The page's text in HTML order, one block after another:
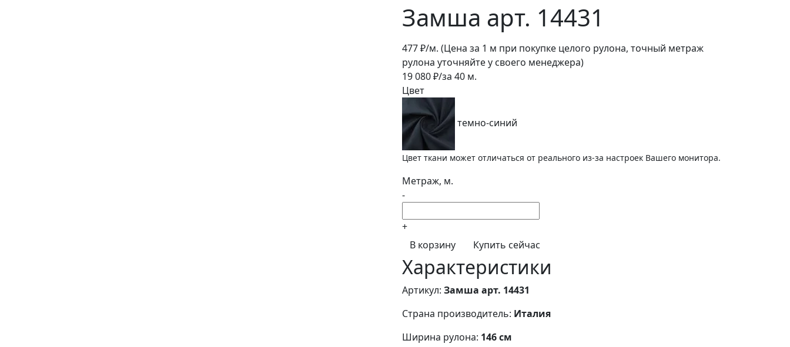
Замша арт. 14431
477₽/м. (Цена за 1 м при покупке целого рулона, точный метраж
рулона уточняйте у своего менеджера)
19 080₽/за 40 м.
Цвет
темно-синий
Цвет ткани может отличаться от реального из-за настроек Вашего монитора.
Метраж, м.
-
+
В корзину
Купить сейчас
Характеристики
Артикул: Замша арт. 14431
Страна производитель: Италия
Ширина рулона: 146 см